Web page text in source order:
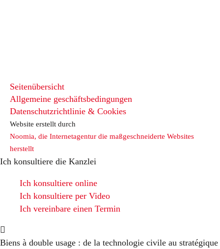
Seitenübersicht
Allgemeine geschäftsbedingungen
Datenschutzrichtlinie & Cookies
Website erstellt durch
Noomia, die Internetagentur die maßgeschneiderte Websites
herstellt
Ich konsultiere die Kanzlei
Ich konsultiere online
Ich konsultiere per Video
Ich vereinbare einen Termin
Biens à double usage : de la technologie civile au stratégique